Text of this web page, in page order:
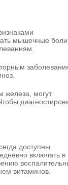
мышечные боли.
железа, могут
доступны
включать в
витаминов.